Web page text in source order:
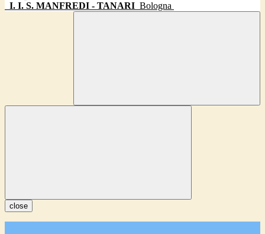
I. I. S. MANFREDI - TANARI Bologna
close